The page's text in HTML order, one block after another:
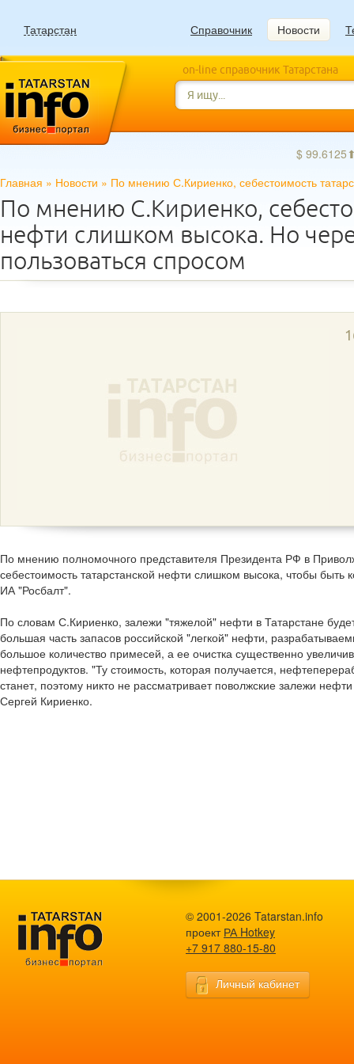
Татарстан Справочник Новости
on-line справочник Татарстана
$
Главная » Новости » По мнению С.Кириенко, себестоимость
По мнению С.Кириенко,
нефти слишком высока. Но
пользоваться спросом
По мнению полномочного представителя Президента РФ в
себестоимость татарстанской нефти слишком высока, чтобы
ИА "Росбалт".
По словам С.Кириенко, залежи "тяжелой" нефти в Татарстане
большая часть запасов российской "легкой" нефти,
большое количество примесей, а ее очистка существенно
нефтепродуктов. "Ту стоимость, которая получается,
станет, поэтому никто не рассматривает поволжские залежи
Сергей Кириенко.
© 2001-2026 Tatarstan.info
проект РА Hotkey
+7 917 880-15-80
Личный кабинет